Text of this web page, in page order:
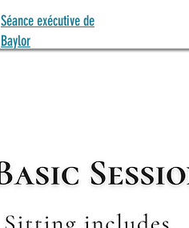
Séance exécutive de
Baylor